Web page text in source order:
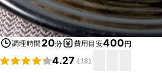
調理時間 20分 費用目安400円
4.27 (18)